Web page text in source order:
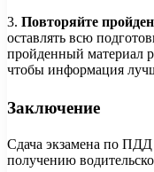
3. Повторяйте
оставлять всю
пройденный материал
чтобы информация
Заключение
Сдача экзамена по
получению